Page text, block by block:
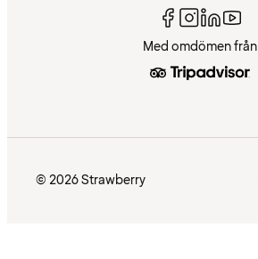
Med omdömen från
© 2026 Strawberry